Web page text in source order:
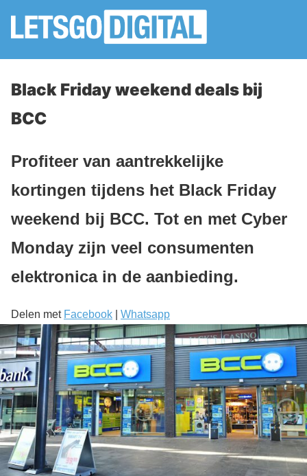
Black Friday weekend deals bij
BCC
Profiteer van aantrekkelijke
kortingen tijdens het Black Friday
weekend bij BCC. Tot en met Cyber
Monday zijn veel consumenten
elektronica in de aanbieding.
Delen met Facebook Whatsapp